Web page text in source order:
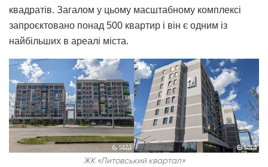
квадратів. Загалом у цьому масштабному комплексі
запроєктовано понад 500 квартир і він є одним із
найбільших в ареалі міста.
ЖК «Литовський квартал»